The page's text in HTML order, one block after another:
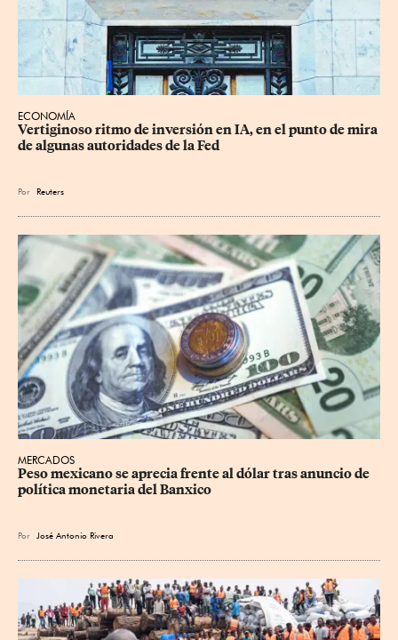
ECONOMÍA
Vertiginoso ritmo de inversión en IA, en el punto de mira
de algunas autoridades de la Fed
Por Reuters
MERCADOS
Peso mexicano se aprecia frente al dólar tras anuncio de
política monetaria del Banxico
Por José Antonio Rivera